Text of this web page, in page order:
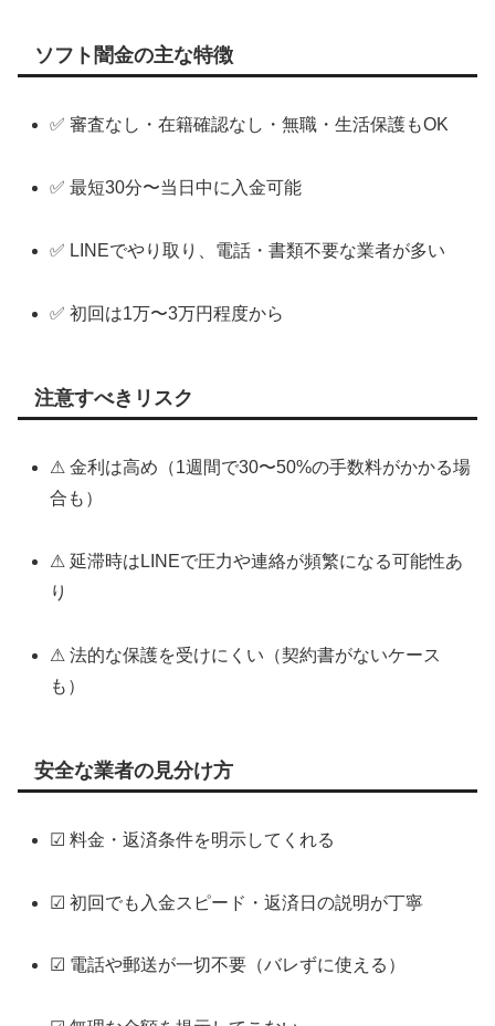
ソフト闇金の主な特徴
✅ 審査なし・在籍確認なし・無職・生活保護もOK
✅ 最短30分〜当日中に入金可能
✅ LINEでやり取り、電話・書類不要な業者が多い
✅ 初回は1万〜3万円程度から
注意すべきリスク
⚠ 金利は高め（1週間で30〜50%の手数料がかかる場
合も）
⚠ 延滞時はLINEで圧力や連絡が頻繁になる可能性あ
り
⚠ 法的な保護を受けにくい（契約書がないケース
も）
安全な業者の見分け方
☑ 料金・返済条件を明示してくれる
☑ 初回でも入金スピード・返済日の説明が丁寧
☑ 電話や郵送が一切不要（バレずに使える）